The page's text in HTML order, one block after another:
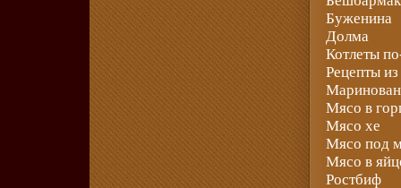
Буженина
Долма
Котлеты
Рецепты
Мясо в
Мясо хе
Мясо под
Мясо в
Ростбиф